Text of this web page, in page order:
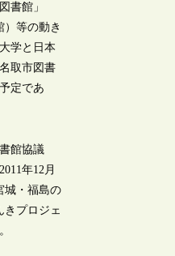
書館」
）等の動き
学と日本
取市図書
定であ
館協議
年12月
城・福島の
きプロジェ